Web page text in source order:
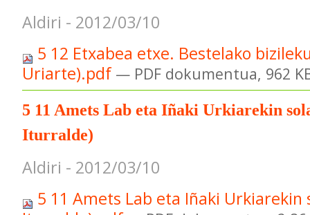
Aldiri - 2012/03/10
5 12 Etxabea etxe. Bestelako
Uriarte).pdf — PDF dokumentua, 962
5 11 Amets Lab eta Iñaki Urkiarekin
Iturralde)
Aldiri - 2012/03/10
5 11 Amets Lab eta Iñaki Urkiarekin